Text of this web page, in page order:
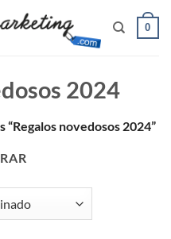
0
2024
novedosos 2024”